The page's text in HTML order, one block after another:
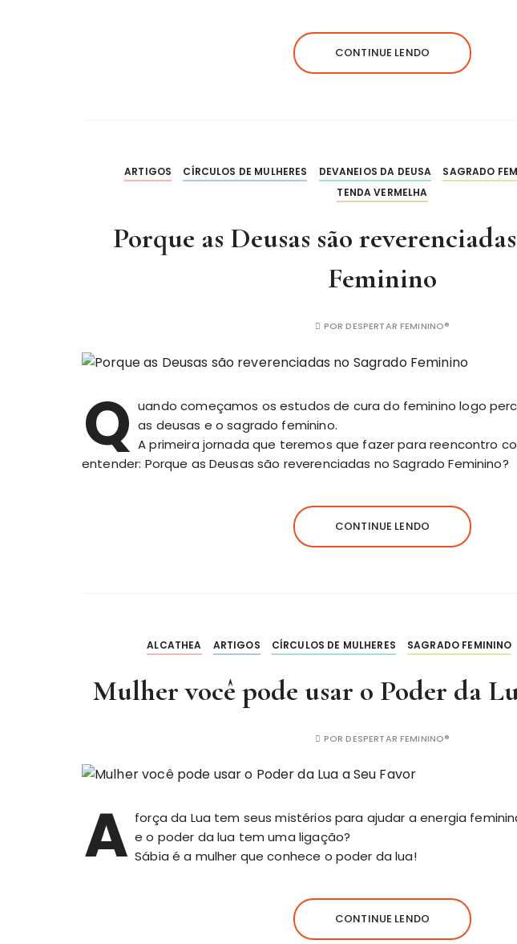
CONTINUE LENDO
ARTIGOS CÍRCULOS DE MULHERES DEVANEIOS DA DEUSA SAGRADO
TENDA VERMELHA
Porque as Deusas são
Feminino
PORDESPERTAR FEMININO®
Q uando começamos os estudos de cura do feminino logo
as deusas e o sagrado feminino.
A primeira jornada que teremos que fazer para reencontro
entender: Porque as Deusas são reverenciadas no Sagrado Feminino?
CONTINUE LENDO
ALCATHEA ARTIGOS CÍRCULOS DE MULHERES SAGRADO FEMININO
Mulher você pode usar o Poder da
PORDESPERTAR FEMININO®
A força da Lua tem seus mistérios para ajudar a energia
e o poder da lua tem uma ligação?
Sábia é a mulher que conhece o poder da lua!
CONTINUE LENDO